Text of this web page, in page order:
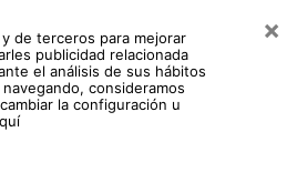
de terceros para mejorar
publicidad relacionada
el análisis de sus hábitos
consideramos
la configuración u
×